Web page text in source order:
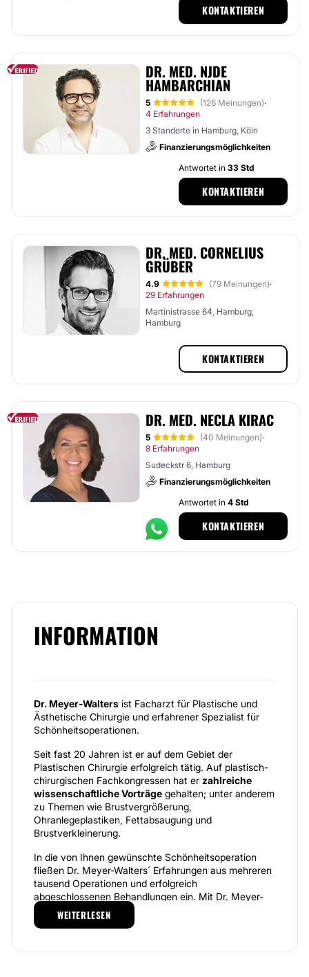
KONTAKTIEREN
DR. MED. NJDE
HAMBARCHIAN
5 (126 Meinungen)·
4 Erfahrungen
3 Standorte in Hamburg, Köln
Finanzierungsmöglichkeiten
Antwortet in 33 Std
KONTAKTIEREN
DR. MED. CORNELIUS
GRÜBER
4.9 (79 Meinungen)·
29 Erfahrungen
Martinistrasse 64, Hamburg,
Hamburg
KONTAKTIEREN
DR. MED. NECLA KIRAC
5 (40 Meinungen)·
8 Erfahrungen
Sudeckstr 6, Hamburg
Finanzierungsmöglichkeiten
Antwortet in 4 Std
KONTAKTIEREN
INFORMATION
Dr. Meyer-Walters ist Facharzt für Plastische und
Ästhetische Chirurgie und erfahrener Spezialist für
Schönheitsoperationen.
Seit fast 20 Jahren ist er auf dem Gebiet der
Plastischen Chirurgie erfolgreich tätig. Auf plastisch-
chirurgischen Fachkongressen hat er zahlreiche
wissenschaftliche Vorträge gehalten; unter anderem
zu Themen wie Brustvergrößerung,
Ohranlegeplastiken, Fettabsaugung und
Brustverkleinerung.
In die von Ihnen gewünschte Schönheitsoperation
fließen Dr. Meyer-Walters´ Erfahrungen aus mehreren
tausend Operationen und erfolgreich
abgeschlossenen Behandlungen ein. Mit Dr. Meyer-
Walters´Operationserfahrungen
Ihrer Schönheitsoperation über die besten
WEITERLESEN